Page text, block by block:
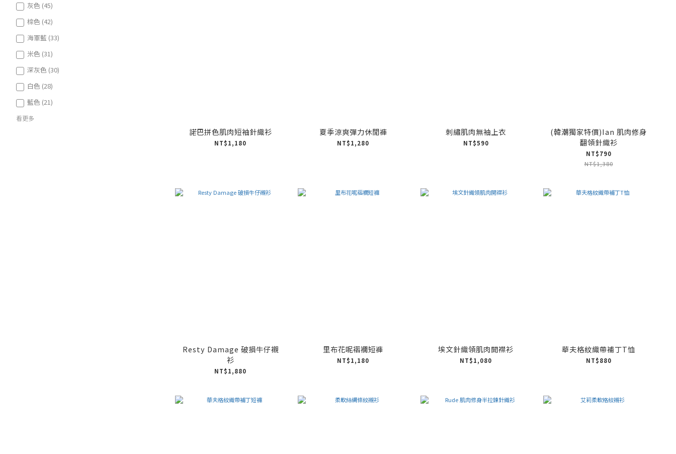
灰色 (45)
棕色 (42)
海軍藍 (33)
米色 (31)
深灰色 (30)
白色 (28)
藍色 (21)
看更多
諾巴拼色肌肉短袖針織衫
NT$1,180
夏季涼爽彈力休閒褲
NT$1,280
刺繡肌肉無袖上衣
NT$590
(韓潮獨家特價)Ian 肌肉修身
翻領針織衫
NT$790
NT$1,380
Resty Damage 破損牛仔襯
衫
NT$1,880
里布花呢褶襉短褲
NT$1,180
埃文針織領肌肉開襟衫
NT$1,080
華夫格紋織帶補丁T恤
NT$880